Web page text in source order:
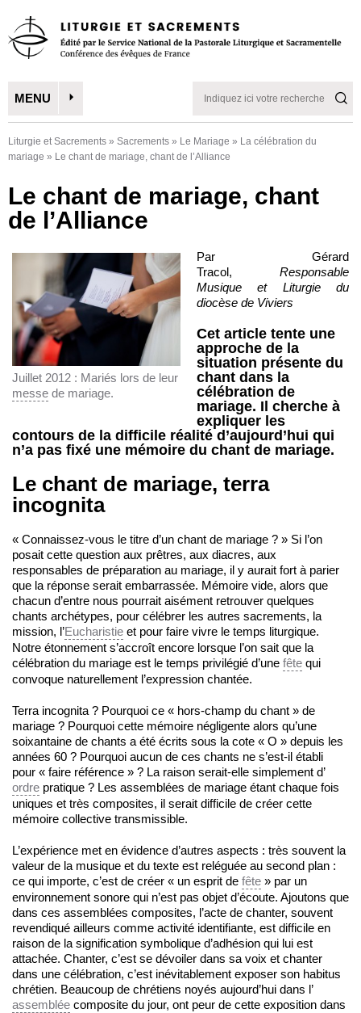
MENU
Liturgie et Sacrements » Sacrements » Le Mariage » La célébration du
mariage » Le chant de mariage, chant de l’Alliance
Le chant de mariage, chant
de l’Alliance
Juillet 2012 : Mariés lors de leur
messe de mariage.
Par Gérard
Tracol, Responsable
Musique et Liturgie du
diocèse de Viviers
Cet article tente une
approche de la
situation présente du
chant dans la
célébration de
mariage. Il cherche à
expliquer les
contours de la difficile réalité d’aujourd’hui qui
n’a pas fixé une mémoire du chant de mariage.
Le chant de mariage, terra
incognita
« Connaissez-vous le titre d’un chant de mariage ? » Si l’on
posait cette question aux prêtres, aux diacres, aux
responsables de préparation au mariage, il y aurait fort à parier
que la réponse serait embarrassée. Mémoire vide, alors que
chacun d’entre nous pourrait aisément retrouver quelques
chants archétypes, pour célébrer les autres sacrements, la
mission, l’Eucharistie et pour faire vivre le temps liturgique.
Notre étonnement s’accroît encore lorsque l’on sait que la
célébration du mariage est le temps privilégié d’une fête qui
convoque naturellement l’expression chantée.
Terra incognita ? Pourquoi ce « hors-champ du chant » de
mariage ? Pourquoi cette mémoire négligente alors qu’une
soixantaine de chants a été écrits sous la cote « O » depuis les
années 60 ? Pourquoi aucun de ces chants ne s’est-il établi
pour « faire référence » ? La raison serait-elle simplement d’
ordre pratique ? Les assemblées de mariage étant chaque fois
uniques et très composites, il serait difficile de créer cette
mémoire collective transmissible.
L’expérience met en évidence d’autres aspects : très souvent la
valeur de la musique et du texte est reléguée au second plan :
ce qui importe, c’est de créer « un esprit de fête » par un
environnement sonore qui n’est pas objet d’écoute. Ajoutons que
dans ces assemblées composites, l’acte de chanter, souvent
revendiqué ailleurs comme activité identifiante, est difficile en
raison de la signification symbolique d’adhésion qui lui est
attachée. Chanter, c’est se dévoiler dans sa voix et chanter
dans une célébration, c’est inévitablement exposer son habitus
chrétien. Beaucoup de chrétiens noyés aujourd’hui dans l’
assemblée composite du jour, ont peur de cette exposition dans